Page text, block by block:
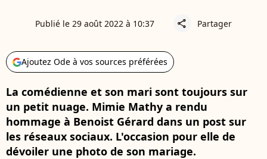
Publié le 29 août 2022 à 10:37 share Partager
Ajoutez Ode à vos sources préférées
La comédienne et son mari sont toujours sur
un petit nuage. Mimie Mathy a rendu
hommage à Benoist Gérard dans un post sur
les réseaux sociaux. L'occasion pour elle de
dévoiler une photo de son mariage.